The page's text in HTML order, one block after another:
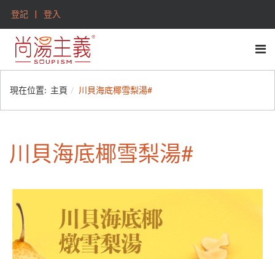
登記 登入
現在位置: 主頁 川貝海底椰雪梨湯#
川貝海底椰雪梨湯#